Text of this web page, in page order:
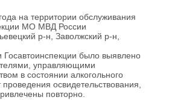
на территории обслуживания
МО МВД России
р-н, Заволжский р-н,
было выявлено
управляющими
в состоянии алкогольного
проведения освидетельствования,
повторно.